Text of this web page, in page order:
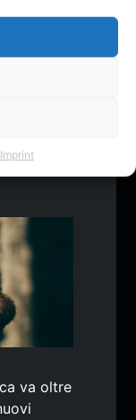
Imprint
le
va oltre